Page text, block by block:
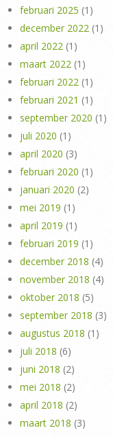
februari 2025 (1)
december 2022 (1)
april 2022 (1)
maart 2022 (1)
februari 2022 (1)
februari 2021 (1)
september 2020 (1)
juli 2020 (1)
april 2020 (3)
februari 2020 (1)
januari 2020 (2)
mei 2019 (1)
april 2019 (1)
februari 2019 (1)
december 2018 (4)
november 2018 (4)
oktober 2018 (5)
september 2018 (3)
augustus 2018 (1)
juli 2018 (6)
juni 2018 (2)
mei 2018 (2)
april 2018 (2)
maart 2018 (3)